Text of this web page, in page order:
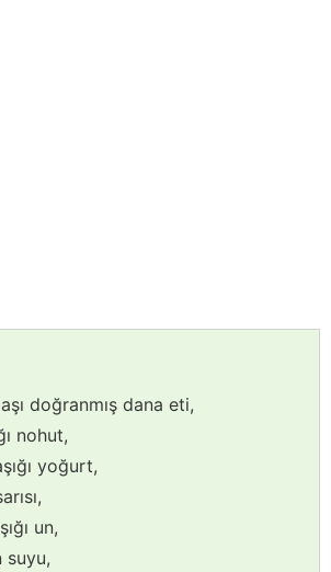
doğranmış dana eti,
nohut,
yoğurt,
un,
suyu,